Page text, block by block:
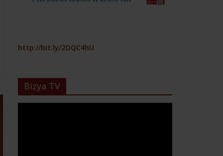
http://bit.ly/2OQC4hU
Bizya TV